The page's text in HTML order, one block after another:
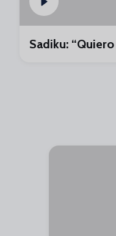
Sadiku: